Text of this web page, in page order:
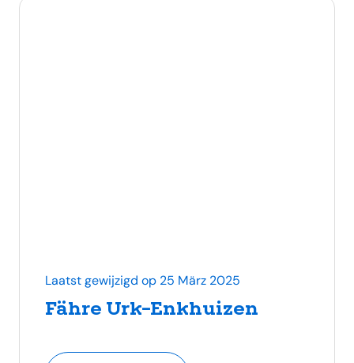
Fähre Urk-Enkhuizen
Laatst gewijzigd op 25 März 2025